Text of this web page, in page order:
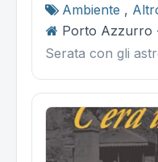
Ambiente ,
Porto Azzurro
Serata con gli